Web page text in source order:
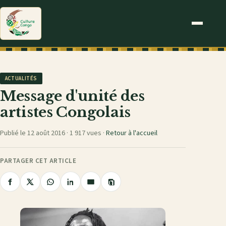
ACTUALITÉS
Message d'unité des
artistes Congolais
Publié le 12 août 2016 · 1 917 vues · Retour à l'accueil
PARTAGER CET ARTICLE
Partager
Facebook
Partager
X
Partager
WhatsApp
Partager
LinkedIn
Partager
e-
Copier
le